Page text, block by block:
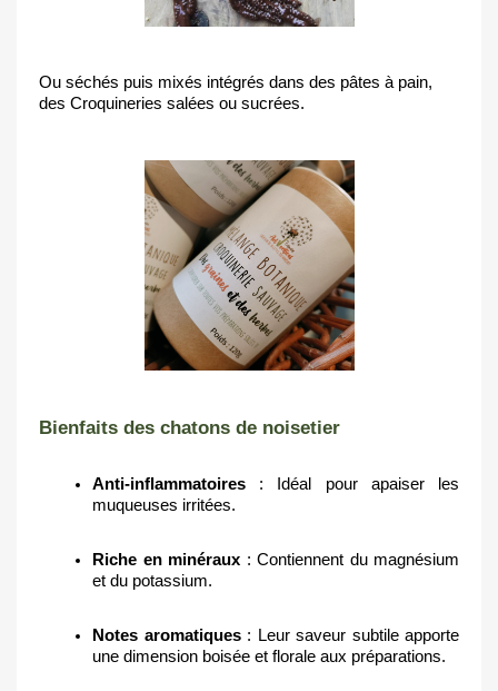
Ou séchés puis mixés intégrés dans des pâtes à pain,
des Croquineries salées ou sucrées.
Bienfaits des chatons de noisetier
Anti-inflammatoires : Idéal pour apaiser les
muqueuses irritées.
Riche en minéraux : Contiennent du magnésium
et du potassium.
Notes aromatiques: Leur saveur subtile apporte
une dimension boisée et florale aux préparations.